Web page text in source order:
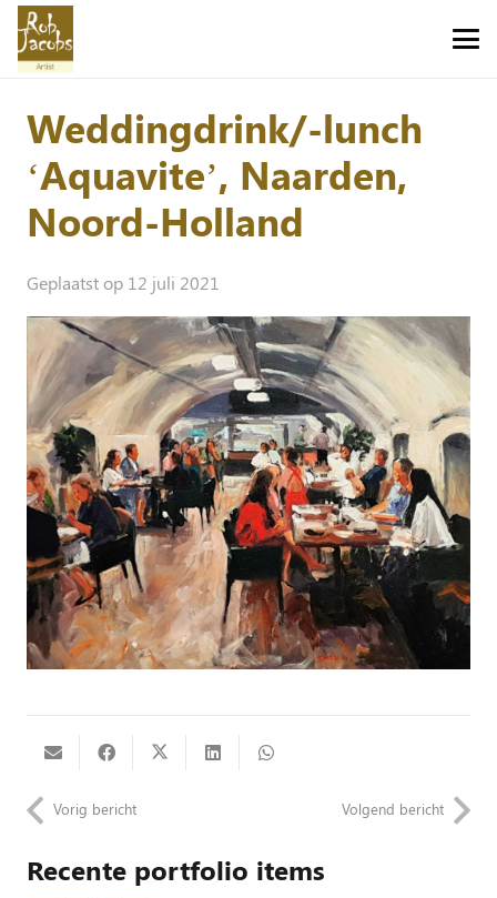
Weddingdrink/-lunch
‘Aquavite’, Naarden,
Noord-Holland
Geplaatst op 12 juli 2021
Vorig bericht Volgend bericht
Recente portfolio items